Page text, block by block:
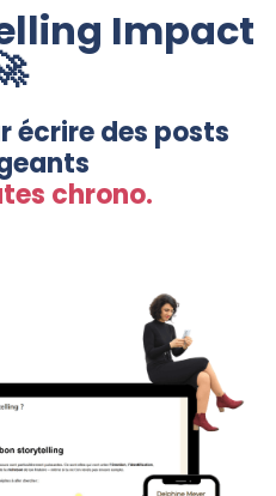
Impact
écrire des posts
chrono.